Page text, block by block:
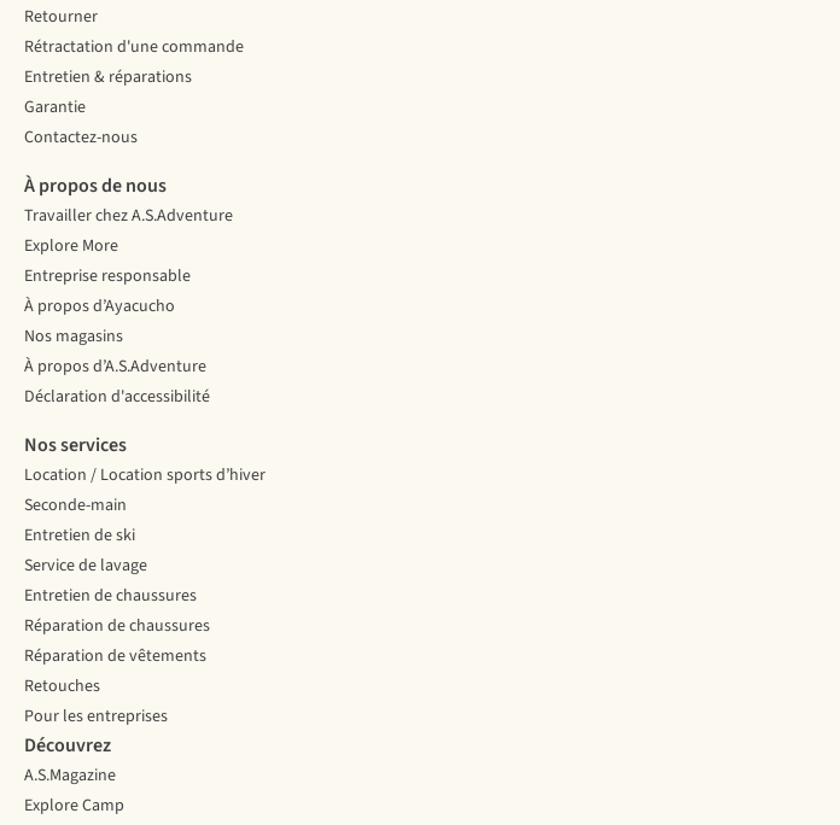
Retourner
Rétractation d'une commande
Entretien & réparations
Garantie
Contactez-nous
À propos de nous
Travailler chez A.S.Adventure
Explore More
Entreprise responsable
À propos d’Ayacucho
Nos magasins
À propos d’A.S.Adventure
Déclaration d'accessibilité
Nos services
Location / Location sports d’hiver
Seconde-main
Entretien de ski
Service de lavage
Entretien de chaussures
Réparation de chaussures
Réparation de vêtements
Retouches
Pour les entreprises
Découvrez
A.S.Magazine
Explore Camp